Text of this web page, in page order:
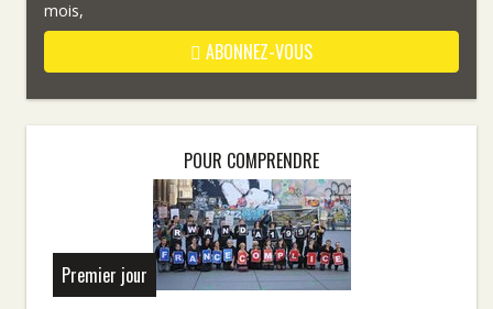
mois,
ABONNEZ-VOUS
POUR COMPRENDRE
Premier jour